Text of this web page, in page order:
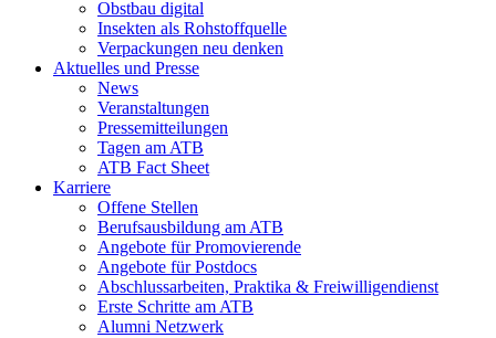
Obstbau digital
Insekten als Rohstoffquelle
Verpackungen neu denken
Aktuelles und Presse
News
Veranstaltungen
Pressemitteilungen
Tagen am ATB
ATB Fact Sheet
Karriere
Offene Stellen
Berufsausbildung am ATB
Angebote für Promovierende
Angebote für Postdocs
Abschlussarbeiten, Praktika & Freiwilligendienst
Erste Schritte am ATB
Alumni Netzwerk